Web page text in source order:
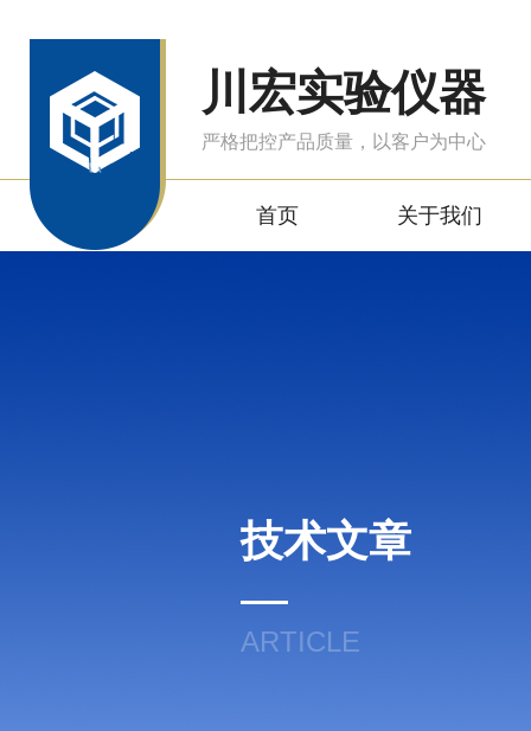
川宏实验仪器
严格把控产品质量，以客户为中心
首页 关于我们
技术文章
ARTICLE